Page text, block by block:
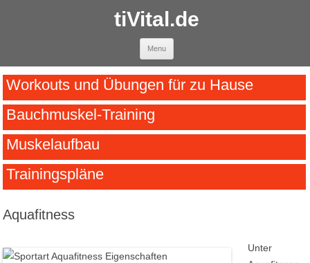
tiVital.de
Menu
Workouts und Übungen für zu Hause
Bauchmuskel-Training
Muskelaufbau
Trainingspläne
Aquafitness
Unter